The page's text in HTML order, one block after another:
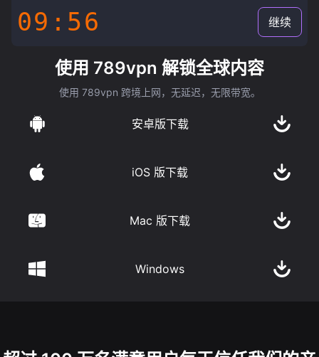
09:55 继续
使用 789vpn 解锁全球内容
使用 789vpn 跨境上网，无延迟，无限带宽。
安卓版下载
iOS 版下载
Mac 版下载
Windows